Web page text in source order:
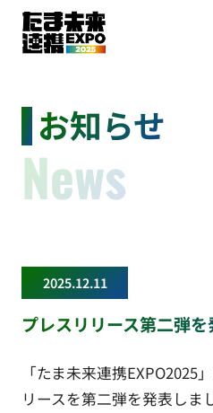
お知らせ
News
2025.12.11
プレスリリース第二弾を
「たま未来連携EXPO2025
リースを第二弾を発表しま